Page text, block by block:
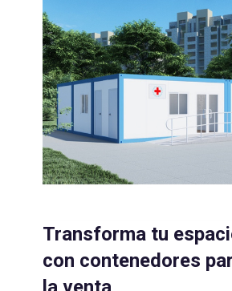
Transforma tu
con contenedores